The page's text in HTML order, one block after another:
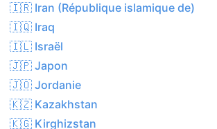
11. août
🇮🇷 Iran (République islamique de)
🇮🇶 Iraq
🇮🇱 Israël
🇯🇵 Japon
🇯🇴 Jordanie
🇰🇿 Kazakhstan
🇰🇬 Kirghizstan